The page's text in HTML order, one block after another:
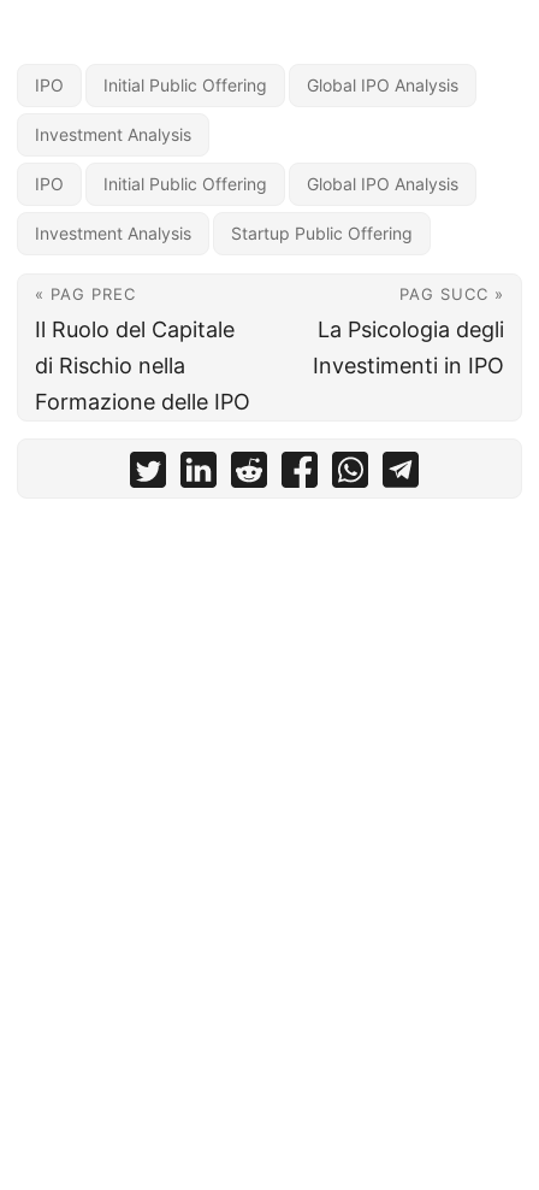
IPO Initial Public Offering Global IPO Analysis
Investment Analysis
IPO Initial Public Offering Global IPO Analysis
Investment Analysis Startup Public Offering
« PAG PREC
Il Ruolo del Capitale
di Rischio nella
Formazione delle IPO
PAG SUCC »
La Psicologia degli
Investimenti in IPO